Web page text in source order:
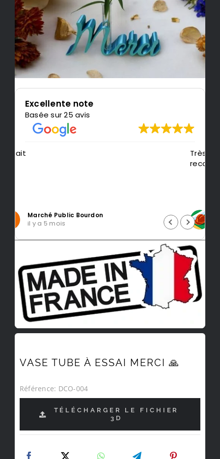
Excellente note
Basée sur 25 avis
Intragest Etude
il y a 5 mois
VASE TUBE À ESSAI MERCI 🙏
Référence: DCO-004
TÉLÉCHARGER LE FICHIER
3D